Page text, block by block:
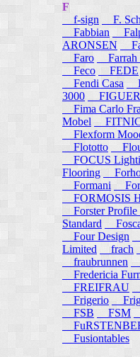
F
f-sign
F.
Fabbian
ARONSEN
Faro
Farrah
Feco
FEDE
Fendi Casa
3000
Fima Carlo
Mobel
Flexform
Flototto
FOCUS
Flooring
Formani
FORMOSIS
Forster Profile
Standard
Four Design
Limited
frach
fraubrunnen
Fredericia
FREIFRAU
Frigerio
FSB
FSM
Fusiontables